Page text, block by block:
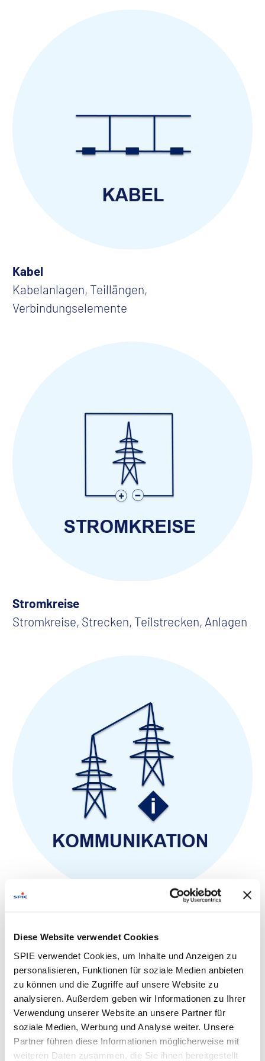
Diese Website verwendet Cookies
SPIE verwendet Cookies, um Inhalte und Anzeigen zu
personalisieren, Funktionen für soziale Medien anbieten
zu können und die Zugriffe auf unsere Website zu
analysieren. Außerdem geben wir Informationen zu Ihrer
Verwendung unserer Website an unsere Partner für
soziale Medien, Werbung und Analyse weiter. Unsere
Partner führen diese Informationen möglicherweise mit
weiteren Daten zusammen, die Sie ihnen bereitgestellt
Kabel
Kabelanlagen, Teillängen,
Verbindungselemente
Stromkreise
Stromkreise, Strecken, Teilstrecken, Anlagen
Kommunikation
Luftkabelanlagen, Passlängen